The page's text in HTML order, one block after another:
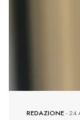
REDAZIONE-24